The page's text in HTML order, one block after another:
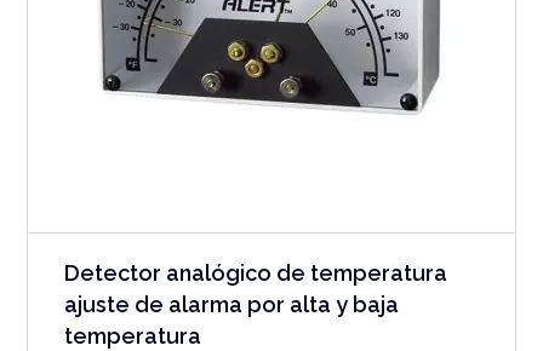
Detector analógico de temperatura
ajuste de alarma por alta y baja
temperatura